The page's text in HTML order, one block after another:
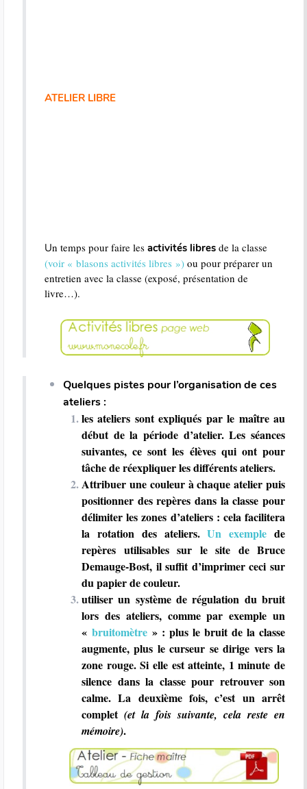
ATELIER LIBRE
Un temps pour faire les activités libres de la classe
(voir « blasons activités libres ») ou pour préparer un
entretien avec la classe (exposé, présentation de
livre…).
Quelques pistes pour l’organisation de ces
ateliers :
les ateliers sont expliqués par le maître au
début de la période d’atelier. Les séances
suivantes, ce sont les élèves qui ont pour
tâche de réexpliquer les différents ateliers.
Attribuer une couleur à chaque atelier puis
positionner des repères dans la classe pour
délimiter les zones d’ateliers : cela facilitera
la rotation des ateliers.Un exemple de
repères utilisables sur le site de Bruce
Demauge-Bost, il suffit d’imprimer ceci sur
du papier de couleur.
utiliser un système de régulation du bruit
lors des ateliers, comme par exemple un
« bruitomètre » : plus le bruit de la classe
augmente, plus le curseur se dirige vers la
zone rouge. Si elle est atteinte, 1 minute de
silence dans la classe pour retrouver son
calme. La deuxième fois, c’est un arrêt
complet (et la fois suivante, cela reste en
mémoire).